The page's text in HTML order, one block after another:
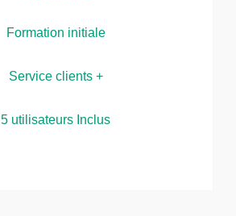
Formation initiale
Service clients +
5 utilisateurs Inclus